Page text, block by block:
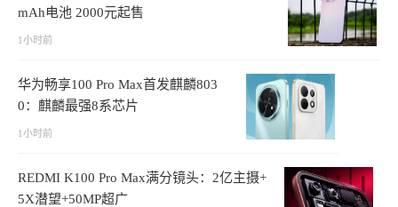
mAh电池 2000元起售
1小时前
华为畅享100 Pro Max首发麒麟803
0：麒麟最强8系芯片
1小时前
REDMI K100 Pro Max满分镜头：2亿主摄+
5X潜望+50MP超广